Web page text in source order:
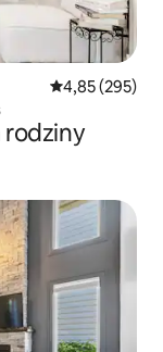
Średnia
4,85 (295)
rodziny